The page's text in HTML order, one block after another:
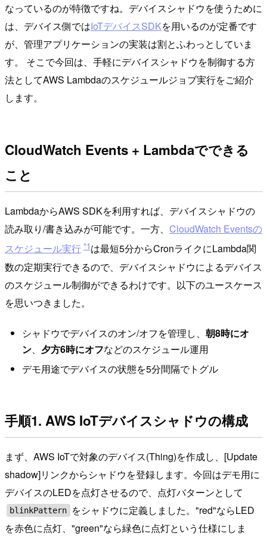
なっているのが特徴ですね。デバイスシャドウを使うために
は、デバイス側ではIoTデバイスSDKを用いるのが定番です
が、管理アプリケーションの実装は割とふわっとしていま
す。 そこで今回は、手軽にデバイスシャドウを制御する方
法としてAWS Lambdaのスケジュールジョブ実行をご紹介
します。
CloudWatch Events + Lambdaでできる
こと
LambdaからAWS SDKを利用すれば、デバイスシャドウの
読み取り/書き込みが可能です。一方、 CloudWatch Eventsの
スケジュール実行 *1は最短5分からCronライクにLambda関
数の定期実行できるので、デバイスシャドウによるデバイス
のスケジュール制御ができるわけです。以下のユースケース
を思いつきました。
シャドウでデバイスのオン/オフを管理し、 朝8時にオ
ン、 夕方6時にオフなどのスケジュール運用
デモ用途でデバイスの状態を5分間隔でトグル
手順1. AWS IoTデバイスシャドウの構成
まず、AWS IoTで対象のデバイス(Thing)を作成し、[Update
shadow]リンクからシャドウを登録します。今回はデモ用に
デバイスのLEDを点灯させるので、点灯バターンとして
blinkPattern
をシャドウに定義しました。"red"ならLED
を赤色に点灯、"green"なら緑色に点灯という仕様にしま